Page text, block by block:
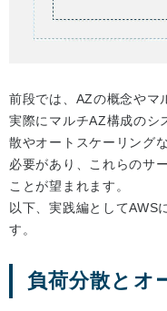
前段では、AZの概念やマ
実際にマルチAZ構成のシ
散やオートスケーリング
必要があり、これらのサ
ことが望まれます。
以下、実践編としてAWS
す。
負荷分散とオ